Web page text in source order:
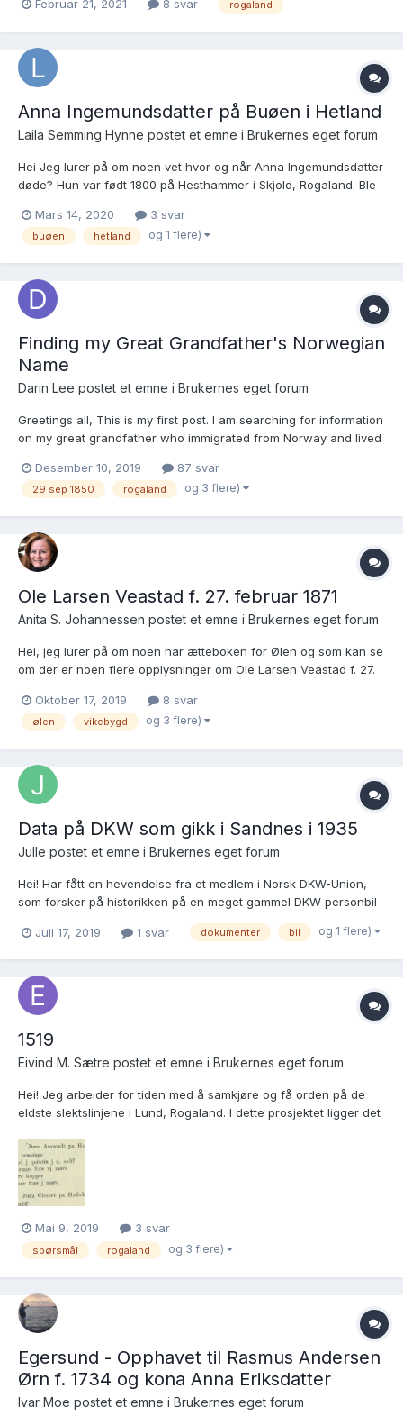
«hjemmedøbt 8. Juli af Ole Sørens[?]en Kallekodt» og stf.16-7-
Februar 21, 2021 8 svar rogaland
Anna Ingemundsdatter på Buøen i Hetland
Laila Semming Hynne postet et emne i Brukernes eget forum
Hei Jeg lurer på om noen vet hvor og når Anna Ingemundsdatter
døde? Hun var født 1800 på Hesthammer i Skjold, Rogaland. Ble
Buøen i Hetland, Rogaland. Anna bodde fremdeles på Buøen i
folketellingen 1875, sammen med sin ene...
Mars 14, 2020 3 svar
buøen hetland og 1 flere)
Finding my Great Grandfather's Norwegian
Name
Darin Lee postet et emne i Brukernes eget forum
Greetings all, This is my first post. I am searching for information
on my great grandfather who immigrated from Norway and lived
Norwegian (Sarah) who's family was also from Haugesund and
they had 12 children. I am having troub...
Desember 10, 2019 87 svar
29 sep 1850 rogaland og 3 flere)
Ole Larsen Veastad f. 27. februar 1871
Anita S. Johannessen postet et emne i Brukernes eget forum
Hei, jeg lurer på om noen har ætteboken for Ølen og som kan se
om der er noen flere opplysninger om Ole Larsen Veastad f. 27.
Olsdatter f. 1827 i Fjeldberg. Ole Larsen er gift med Berta/Berthe
f. 20. sept. 1871 i Fjeldberg. Er også på...
Oktober 17, 2019 8 svar
ølen vikebygd og 3 flere)
Data på DKW som gikk i Sandnes i 1935
Julle postet et emne i Brukernes eget forum
Hei! Har fått en hevendelse fra et medlem i Norsk DKW-Union,
som forsker på historikken på en meget gammel DKW personbil
Arne Øglænd. Dette kan leses ut fra Bilboken fra 1935. Vårt
Juli 17, 2019 1 svar dokumenter bil og 1 flere)
1519
Eivind M. Sætre postet et emne i Brukernes eget forum
Hei! Jeg arbeider for tiden med å samkjøre og få orden på de
eldste slektslinjene i Lund, Rogaland. I dette prosjektet ligger det
strakte seg fra Åna-Sira til langt opp i Ryfylke-heiene) har en
nokså anonym tilværelse i de eld...
Mai 9, 2019 3 svar
spørsmål rogaland og 3 flere)
Egersund - Opphavet til Rasmus Andersen
Ørn f. 1734 og kona Anna Eriksdatter
Ivar Moe postet et emne i Brukernes eget forum